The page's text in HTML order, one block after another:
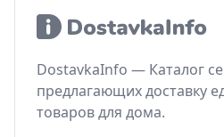
DostavkaInfo — Каталог
предлагающих доставку
товаров для дома.